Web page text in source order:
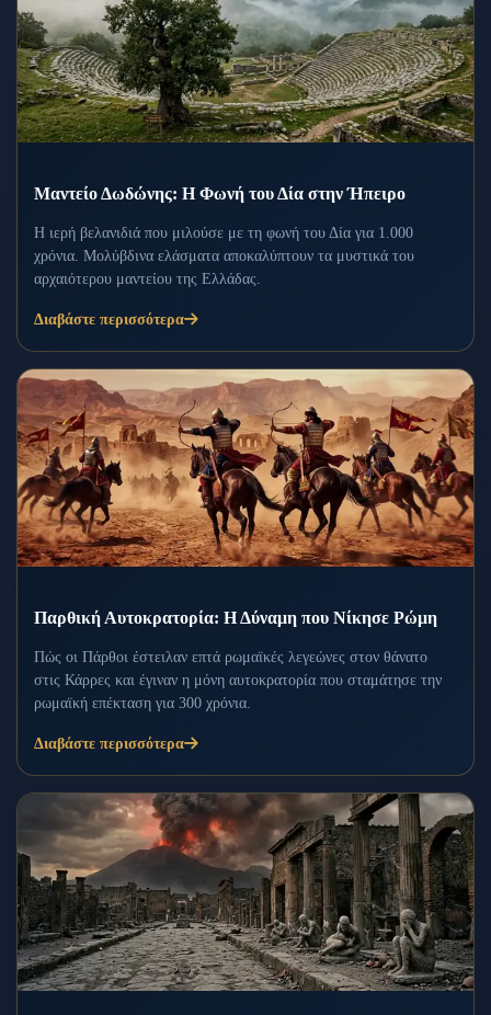
Μαντείο Δωδώνης: Η Φωνή του Δία στην Ήπειρο
Η ιερή βελανιδιά που μιλούσε με τη φωνή του Δία για 1.000
χρόνια. Μολύβδινα ελάσματα αποκαλύπτουν τα μυστικά του
αρχαιότερου μαντείου της Ελλάδας.
Διαβάστε περισσότερα
Παρθική Αυτοκρατορία: Η Δύναμη που Νίκησε Ρώμη
Πώς οι Πάρθοι έστειλαν επτά ρωμαϊκές λεγεώνες στον θάνατο
στις Κάρρες και έγιναν η μόνη αυτοκρατορία που σταμάτησε την
ρωμαϊκή επέκταση για 300 χρόνια.
Διαβάστε περισσότερα